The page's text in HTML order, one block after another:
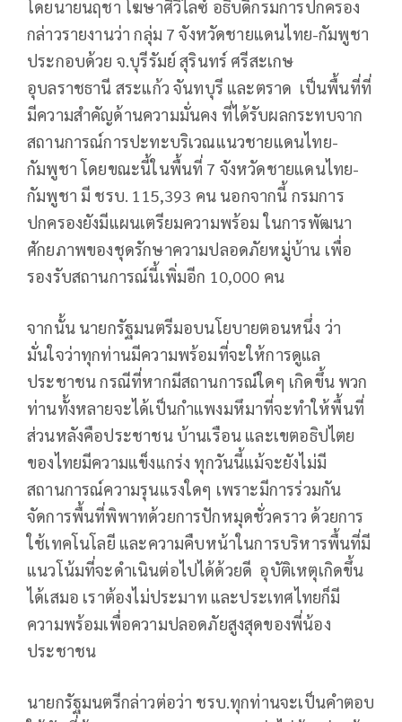
โดยนายนฤชา โฆษาศิวิไลซ์ อธิบดีกรมการปกครอง
กล่าวรายงานว่า กลุ่ม 7 จังหวัดชายแดนไทย-กัมพูชา
ประกอบด้วย จ.บุรีรัมย์ สุรินทร์ ศรีสะเกษ
อุบลราชธานี สระแก้ว จันทบุรี และตราด เป็นพื้นที่ที่
มีความสำคัญด้านความมั่นคง ที่ได้รับผลกระทบจาก
สถานการณ์การปะทะบริเวณแนวชายแดนไทย-
กัมพูชา โดยขณะนี้ในพื้นที่ 7 จังหวัดชายแดนไทย-
กัมพูชา มี ชรบ. 115,393 คน นอกจากนี้ กรมการ
ปกครองยังมีแผนเตรียมความพร้อม ในการพัฒนา
ศักยภาพของชุดรักษาความปลอดภัยหมู่บ้าน เพื่อ
รองรับสถานการณ์นี้เพิ่มอีก 10,000 คน
จากนั้น นายกรัฐมนตรีมอบนโยบายตอนหนึ่ง ว่า
มั่นใจว่าทุกท่านมีความพร้อมที่จะให้การดูแล
ประชาชน กรณีที่หากมีสถานการณ์ใดๆ เกิดขึ้น พวก
ท่านทั้งหลายจะได้เป็นกำแพงมหึมาที่จะทำให้พื้นที่
ส่วนหลังคือประชาชน บ้านเรือน และเขตอธิปไตย
ของไทยมีความแข็งแกร่ง ทุกวันนี้แม้จะยังไม่มี
สถานการณ์ความรุนแรงใดๆ เพราะมีการร่วมกัน
จัดการพื้นที่พิพาทด้วยการปักหมุดชั่วคราว ด้วยการ
ใช้เทคโนโลยี และความคืบหน้าในการบริหารพื้นที่มี
แนวโน้มที่จะดำเนินต่อไปได้ด้วยดี อุบัติเหตุเกิดขึ้น
ได้เสมอ เราต้องไม่ประมาท และประเทศไทยก็มี
ความพร้อมเพื่อความปลอดภัยสูงสุดของพี่น้อง
ประชาชน
นายกรัฐมนตรีกล่าวต่อว่า ชรบ.ทุกท่านจะเป็นคำตอบ